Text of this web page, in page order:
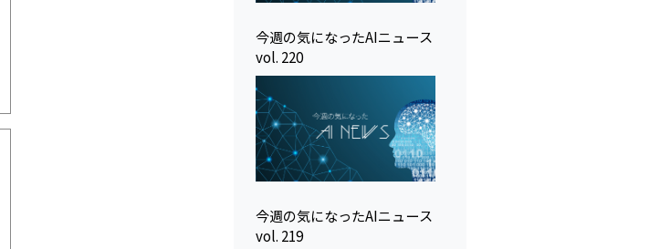
今週の気になったAIニュース
vol. 220
今週の気になったAIニュース
vol. 219